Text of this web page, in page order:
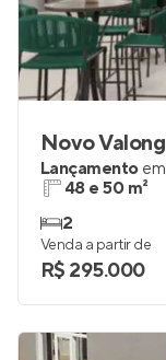
Novo
Lançamento em
48 e 50 m²
2
Venda a partir de
R$ 295.000